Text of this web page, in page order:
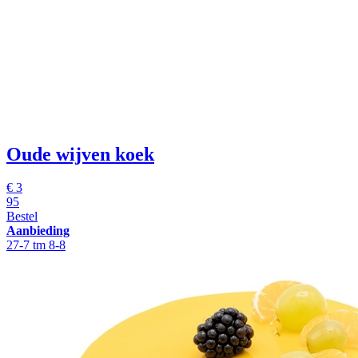
Oude wijven koek
€ 3
95
Bestel
Aanbieding
27-7 tm 8-8